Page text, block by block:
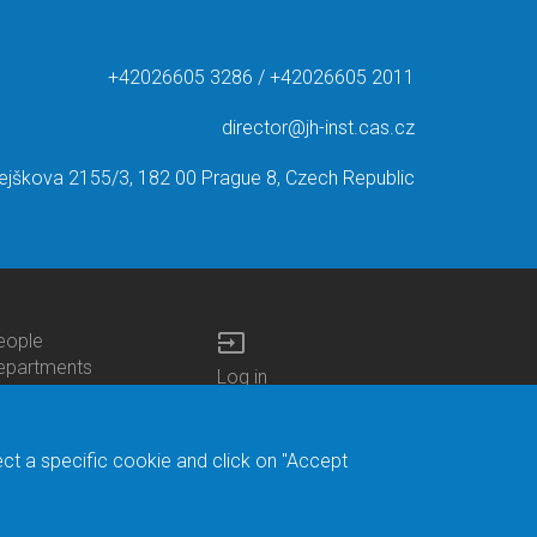
+42026605 3286 / +42026605 2011
director@jh-inst.cas.cz
2155/3, 182 00 Prague 8, Czech Republic
input
Login
Log in
Site Map
a specific cookie and click on "Accept